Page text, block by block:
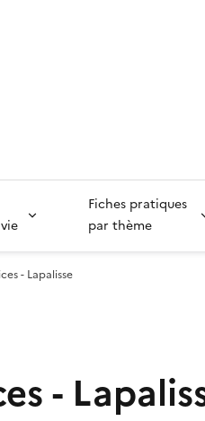
Fiches pratiques
par thème
- Lapalisse
-